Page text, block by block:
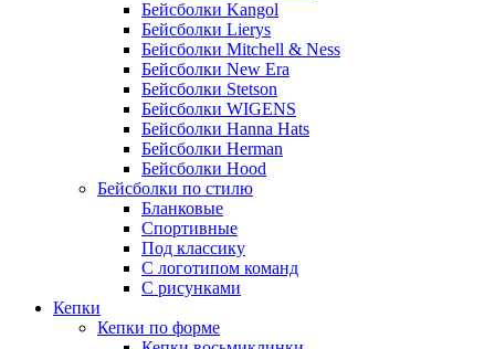
Бейсболки Kangol
Бейсболки Lierys
Бейсболки Mitchell & Ness
Бейсболки New Era
Бейсболки Stetson
Бейсболки WIGENS
Бейсболки Hanna Hats
Бейсболки Herman
Бейсболки Hood
Бейсболки по стилю
Бланковые
Спортивные
Под классику
С логотипом команд
С рисунками
Кепки
Кепки по форме